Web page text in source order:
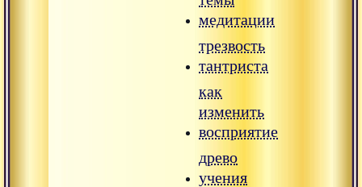
медитации
трезвость
тантриста
как
изменить
восприятие
древо
учения